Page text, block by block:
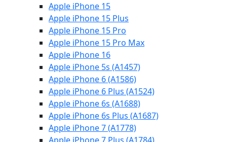
Apple iPhone 15
Apple iPhone 15 Plus
Apple iPhone 15 Pro
Apple iPhone 15 Pro Max
Apple iPhone 16
Apple iPhone 5s (A1457)
Apple iPhone 6 (A1586)
Apple iPhone 6 Plus (A1524)
Apple iPhone 6s (A1688)
Apple iPhone 6s Plus (A1687)
Apple iPhone 7 (A1778)